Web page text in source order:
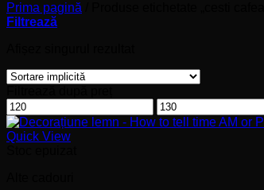
Prima pagină
Filtrează
Preț
minim
Preț
maxim
Quick View